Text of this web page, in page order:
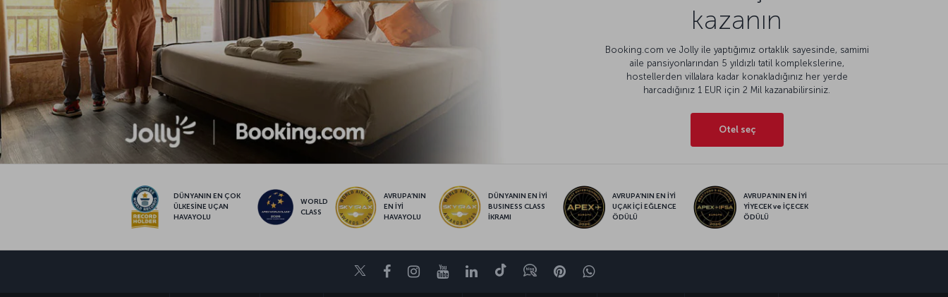
kazanın
Booking.com ve Jolly ile yaptığımız ortaklık sayesinde, samimi
aile pansiyonlarından 5 yıldızlı tatil komplekslerine,
hostellerden villalara kadar konakladığınız her yerde
harcadığınız 1 EUR için 2 Mil kazanabilirsiniz.
Otel seç
DÜNYANIN EN ÇOK
ÜLKESİNE UÇAN
HAVAYOLU
WORLD
CLASS
AVRUPA’NIN
EN İYİ
HAVAYOLU
DÜNYANIN EN İYİ
BUSINESS CLASS
İKRAMI
AVRUPA’NIN EN İYİ
UÇAK İÇİ EĞLENCE
ÖDÜLÜ
AVRUPA’NIN EN İYİ
YİYECEK ve İÇECEK
ÖDÜLÜ
TwitterFacebookInstagram
YoutubeLinkedIn
TiktokBlogPinterestWhatsapp